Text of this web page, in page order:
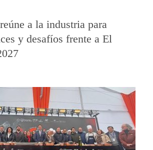
a la industria para
y desafíos frente a El